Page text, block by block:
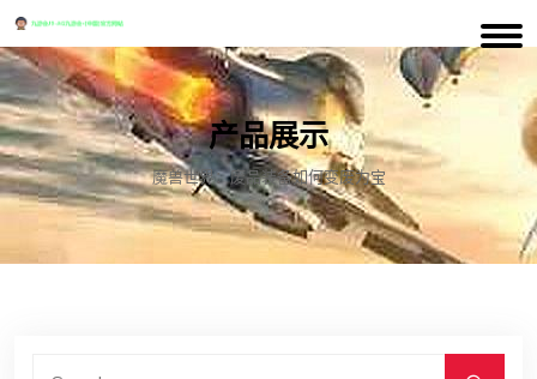
产品展示
魔兽世界：废品装备如何变废为宝